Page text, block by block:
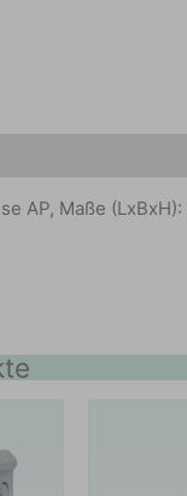
AP, Maße